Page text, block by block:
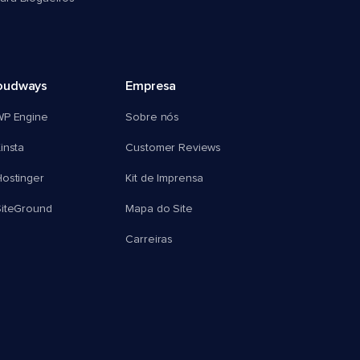
Engine
Empresa
Sobre nós
Customer Reviews
Kit de Imprensa
Mapa do Site
Carreiras